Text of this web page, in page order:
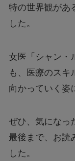
特の世界観があ
した。
女医「シャン・
も、医療のスキ
向かっていく姿
ぜひ、気になっ
最後まで、お読
した。